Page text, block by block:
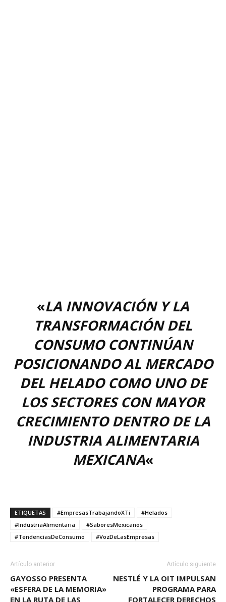
«LA INNOVACIÓN Y LA
TRANSFORMACIÓN DEL
CONSUMO CONTINÚAN
POSICIONANDO AL MERCADO
DEL HELADO COMO UNO DE
LOS SECTORES CON MAYOR
CRECIMIENTO DENTRO DE LA
INDUSTRIA ALIMENTARIA
MEXICANA«
ETIQUETAS #EmpresasTrabajandoXTi
#Helados
#IndustriaAlimentaria
#SaboresMexicanos
#TendenciasDeConsumo
#VozDeLasEmpresas
Artículo anterior
GAYOSSO PRESENTA
«ESFERA DE LA MEMORIA»
EN LA RUTA DE LAS
Artículo siguiente
NESTLÉ Y LA OIT IMPULSAN
PROGRAMA PARA
FORTALECER DERECHOS